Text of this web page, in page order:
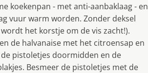
koekenpan - met anti-aanbaklaag - en
vuur warm worden. Zonder deksel
het korstje om de vis zacht!).
de halvanaise met het citroensap en
pistoletjes doormidden en de
Besmeer de pistoletjes met de